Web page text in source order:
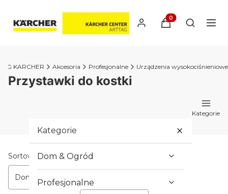
Produkty w
Otwórz
KARCHER Akcesoria Profesjonalne Urządzenia wysokociśnieniowe
Przystawki do kostki
Kategorie
Kategorie
Dom & Ogród
Profesjonalne
Lista produktów
Sortowanie:
Domyślne